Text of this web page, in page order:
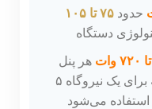
حدود
۷۵ تا ۱۰۵
دستگاه
هر پنل
که برای یک نیروگاه ۵
استفاده می‌شود